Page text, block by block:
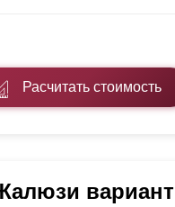
Расчитать стоимость
вариант